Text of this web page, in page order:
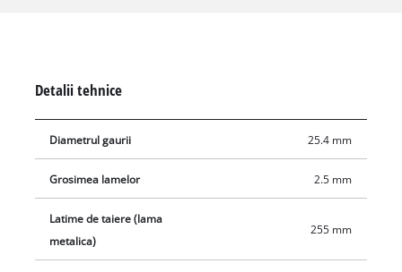
Detalii tehnice
Diametrul gaurii 25.4 mm
Grosimea lamelor 2.5 mm
Latime de taiere (lama
metalica)
255 mm